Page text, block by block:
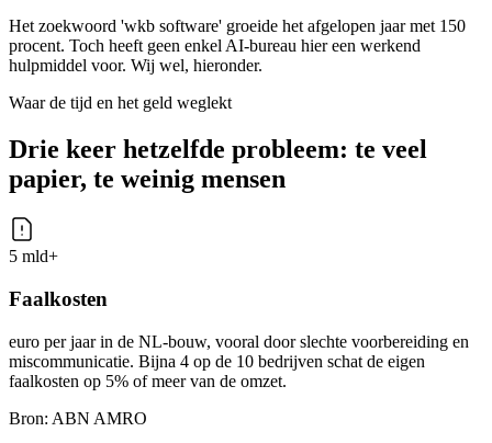
Het zoekwoord 'wkb software' groeide het afgelopen jaar met 150
procent. Toch heeft geen enkel AI-bureau hier een werkend
hulpmiddel voor. Wij wel, hieronder.
Waar de tijd en het geld weglekt
Drie keer hetzelfde probleem: te veel
papier, te weinig mensen
5 mld+
Faalkosten
euro per jaar in de NL-bouw, vooral door slechte voorbereiding en
miscommunicatie. Bijna 4 op de 10 bedrijven schat de eigen
faalkosten op 5% of meer van de omzet.
Bron: ABN AMRO